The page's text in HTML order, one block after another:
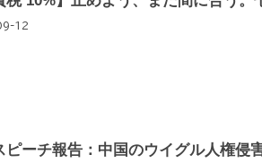
12
ピーチ報告：中国のウイグル人権侵